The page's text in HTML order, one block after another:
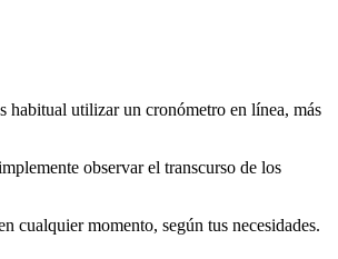
habitual utilizar un cronómetro en línea, más
observar el transcurso de los
cualquier momento, según tus necesidades.